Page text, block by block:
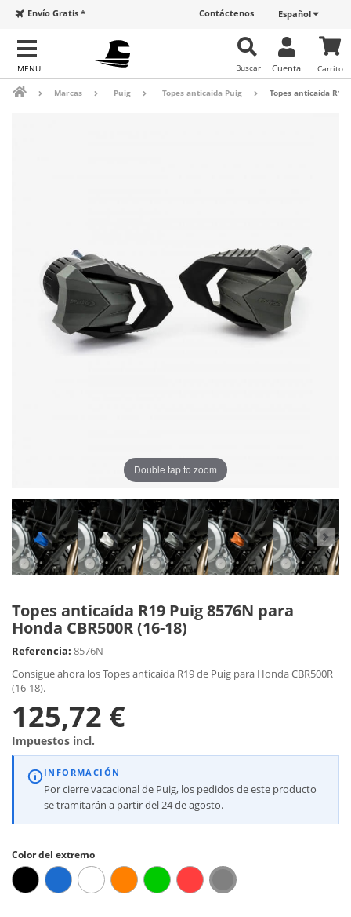
Español
Contáctenos
Envío Gratis *
Carrito
Cuenta
Buscar
Marcas Puig Topes anticaída Puig Topes anticaída R19
Double tap to zoom
Topes anticaída R19 Puig 8576N para
Honda CBR500R (16-18)
Referencia: 8576N
Consigue ahora los Topes anticaída R19 de Puig para Honda CBR500R
(16-18).
125,72 €
Impuestos incl.
INFORMACIÓN
Por cierre vacacional de Puig, los pedidos de este producto
se tramitarán a partir del 24 de agosto.
Color del extremo